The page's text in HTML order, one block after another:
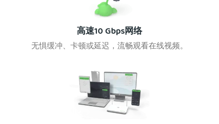
高速10 Gbps网络
无惧缓冲、卡顿或延迟，流畅观看在线视频。